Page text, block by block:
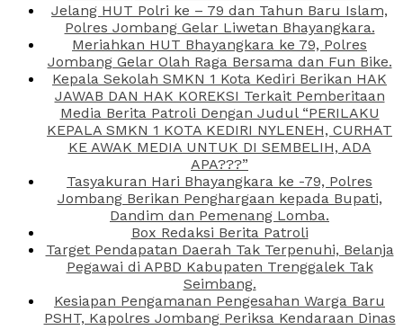
Jelang HUT Polri ke – 79 dan Tahun Baru Islam,
Polres Jombang Gelar Liwetan Bhayangkara.
Meriahkan HUT Bhayangkara ke 79, Polres
Jombang Gelar Olah Raga Bersama dan Fun Bike.
Kepala Sekolah SMKN 1 Kota Kediri Berikan HAK
JAWAB DAN HAK KOREKSI Terkait Pemberitaan
Media Berita Patroli Dengan Judul “PERILAKU
KEPALA SMKN 1 KOTA KEDIRI NYLENEH, CURHAT
KE AWAK MEDIA UNTUK DI SEMBELIH, ADA
APA???”
Tasyakuran Hari Bhayangkara ke -79, Polres
Jombang Berikan Penghargaan kepada Bupati,
Dandim dan Pemenang Lomba.
Box Redaksi Berita Patroli
Target Pendapatan Daerah Tak Terpenuhi, Belanja
Pegawai di APBD Kabupaten Trenggalek Tak
Seimbang.
Kesiapan Pengamanan Pengesahan Warga Baru
PSHT, Kapolres Jombang Periksa Kendaraan Dinas